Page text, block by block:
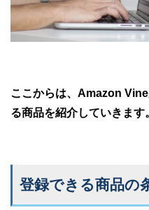
ここからは、Amazon
る商品を紹介していきます
登録できる商品の